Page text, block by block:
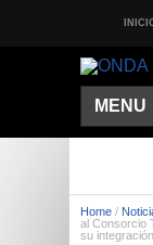
MENU
Home /
al Consorcio
su